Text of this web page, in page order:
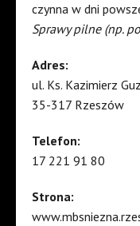
czynna w dni
Sprawy pilne (np.
Adres:
ul. Ks. Kazimierz
35-317 Rzeszów
Telefon:
17 221 91 80
Strona: